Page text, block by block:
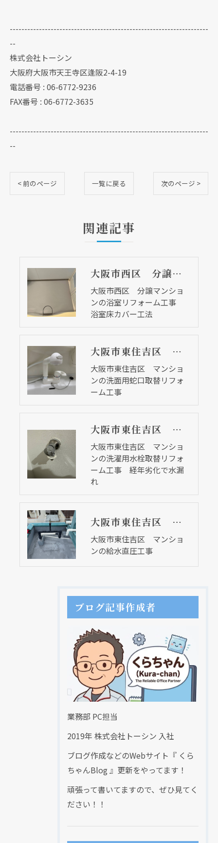
--------------------------------------------------------------------
--
株式会社トーシン
大阪府大阪市天王寺区逢阪2-4-19
電話番号 : 06-6772-9236
FAX番号 : 06-6772-3635
--------------------------------------------------------------------
--
< 前のページ 一覧に戻る 次のページ >
関連記事
大阪市西区 分譲マンションの浴室リフォーム工事 浴室床カバー工法
大阪市西区 分譲マンショ
ンの浴室リフォーム工事
浴室床カバー工法
大阪市東住吉区 マンションの洗面用蛇口取替リフォーム工事
大阪市東住吉区 マンショ
ンの洗面用蛇口取替リフォ
ーム工事
大阪市東住吉区 マンションの洗濯用水栓取替リフォーム工事 経年劣化で水漏れ
大阪市東住吉区 マンショ
ンの洗濯用水栓取替リフォ
ーム工事 経年劣化で水漏
れ
大阪市東住吉区 マンションの給水直圧工事
大阪市東住吉区 マンショ
ンの給水直圧工事
ブログ記事作成者
業務部 PC担当
2019年 株式会社トーシン 入社
ブログ作成などのWebサイト『 くら
ちゃんBlog 』更新をやってます！
頑張って書いてますので、ぜひ見てく
ださい！！